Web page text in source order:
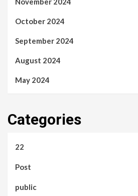
October 2024
September 2024
August 2024
May 2024
Categories
22
Post
public